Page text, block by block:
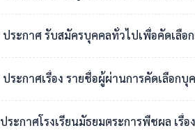
ประกาศ รับสมัครบุคคลทั่วไปเพื่อคัดเลือ
ประกาศเรื่อง รายชื่อผู้ผ่านการคัดเลือก
ประกาศโรงเรียนมัธยมตระการพืชผล เรื่อง ผู้มี